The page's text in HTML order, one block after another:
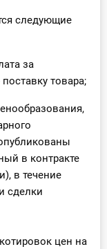
следующие
за
товара;
в контракте
в течение
сделки
цен на